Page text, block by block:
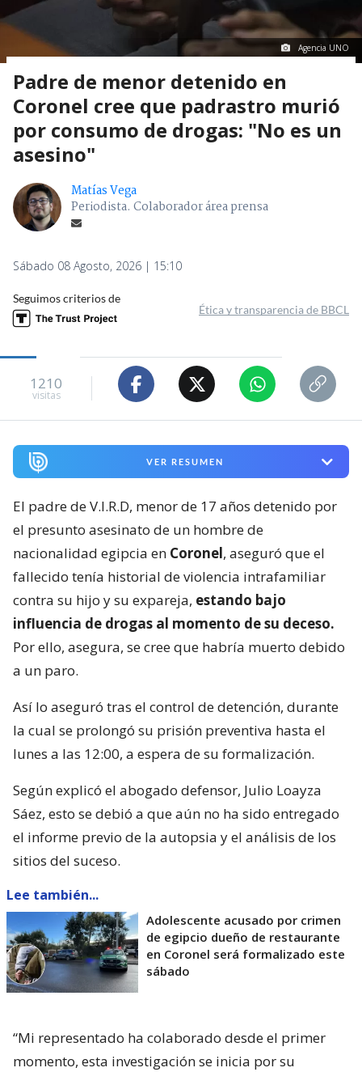
Agencia UNO
Padre de menor detenido en
Coronel cree que padrastro murió
por consumo de drogas: "No es un
asesino"
Matías Vega
Periodista. Colaborador área prensa
Sábado 08 Agosto, 2026 | 15:10
Seguimos criterios de
Ética y transparencia de BBCL
1210
visitas
VER RESUMEN
El padre de V.I.R.D, menor de 17 años detenido por
el presunto asesinato de un hombre de
nacionalidad egipcia en Coronel, aseguró que el
fallecido tenía historial de violencia intrafamiliar
contra su hijo y su expareja, estando bajo
influencia de drogas al momento de su deceso.
Por ello, asegura, se cree que habría muerto debido
a un paro.
Así lo aseguró tras el control de detención, durante
la cual se prolongó su prisión preventiva hasta el
lunes a las 12:00, a espera de su formalización.
Según explicó el abogado defensor, Julio Loayza
Sáez, esto se debió a que aún no ha sido entregado
el informe previo de la autopsia y el análisis de los
sitios del suceso.
Lee también...
Adolescente acusado por crimen
de egipcio dueño de restaurante
en Coronel será formalizado este
sábado
“Mi representado ha colaborado desde el primer
momento, esta investigación se inicia por su